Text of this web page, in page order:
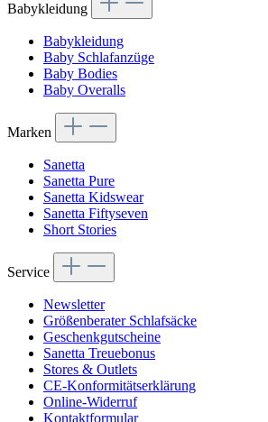
Babykleidung
Babykleidung
Baby Schlafanzüge
Baby Bodies
Baby Overalls
Marken
Sanetta
Sanetta Pure
Sanetta Kidswear
Sanetta Fiftyseven
Short Stories
Service
Newsletter
Größenberater Schlafsäcke
Geschenkgutscheine
Sanetta Treuebonus
Stores & Outlets
CE-Konformitätserklärung
Online-Widerruf
Kontaktformular